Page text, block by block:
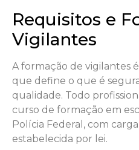
Requisitos e
Vigilantes
A formação de vigilantes
que define o que é
qualidade. Todo
curso de formação em
Polícia Federal, com
estabelecida por lei.